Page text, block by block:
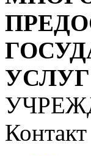
УСЛУГ